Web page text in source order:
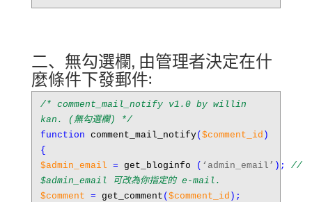
二、無勾選欄, 由管理者決定在什
麼條件下發郵件:
/* comment_mail_notify v1.0 by willin
kan. (無勾選欄) */
function comment_mail_notify( $comment_id )
{
$admin_email = get_bloginfo ( ‘admin_email’ );
//
$admin_email 可改為你指定的 e-mail.
$comment = get_comment ( $comment_id );